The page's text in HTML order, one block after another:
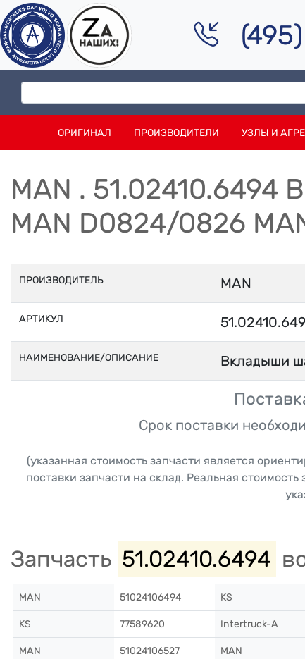
ОРИГИНАЛ ПРОИЗВОДИТЕЛИ УЗЛЫ И
MAN .
MAN D0824/0826
ПРОИЗВОДИТЕЛЬ MAN
АРТИКУЛ
НАИМЕНОВАНИЕ/ОПИСАНИЕ Вкладыши
Срок поставки
(указанная стоимость запчасти является
поставки запчасти на склад. Реальная
Запчасть 51.02410.6494
MAN 51024106494 KS
KS 77589620 Intertruck-A
MAN 51024106527 MAN